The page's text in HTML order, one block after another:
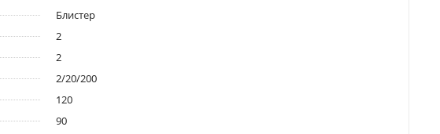
Блистер
2
2
2/20/200
120
90